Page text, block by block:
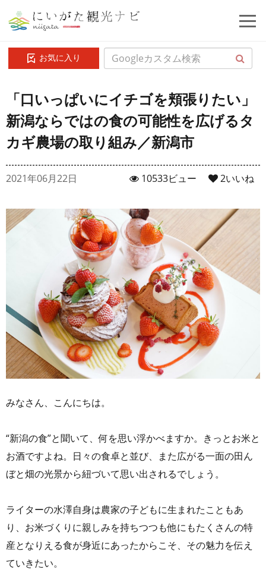
お気に入り
「口いっぱいにイチゴを頬張りたい」
新潟ならではの食の可能性を広げるタ
カギ農場の取り組み／新潟市
2021年06月22日 2いいね
10533ビュー
みなさん、こんにちは。
“新潟の食”と聞いて、何を思い浮かべますか。きっとお米と
お酒ですよね。日々の食卓と並び、また広がる一面の田ん
ぼと畑の光景から紐づいて思い出されるでしょう。
ライターの水澤自身は農家の子どもに生まれたこともあ
り、お米づくりに親しみを持ちつつも他にもたくさんの特
産となりえる食が身近にあったからこそ、その魅力を伝え
ていきたい。